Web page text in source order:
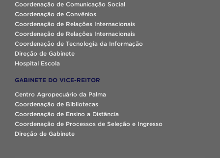
Coordenação de Comunicação Social
Coordenação de Convênios
Coordenação de Relações Internacionais
Coordenação de Relações Internacionais
Coordenação de Tecnologia da Informação
Direção de Gabinete
Hospital Escola
GABINETE DO VICE-REITOR
Centro Agropecuário da Palma
Coordenação de Bibliotecas
Coordenação de Ensino a Distância
Coordenação de Processos de Seleção e Ingresso
Direção de Gabinete